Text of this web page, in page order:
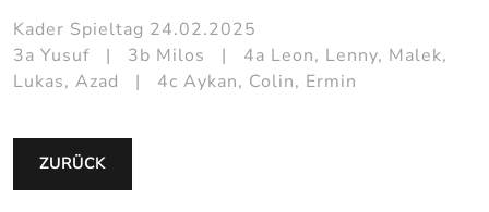
Kader Spieltag 24.02.2025
3a Yusuf | 3b Milos | 4a Leon, Lenny, Malek,
Lukas, Azad | 4c Aykan, Colin, Ermin
ZURÜCK